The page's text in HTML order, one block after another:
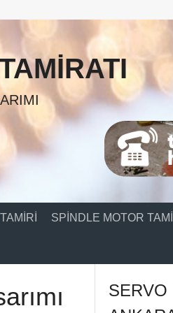
SPINDLE MOTOR
SERVO